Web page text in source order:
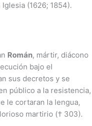
(1626; 1854).
Román, mártir, diácono
bajo el
sus decretos y se
público a la resistencia,
le cortaran la lengua,
martirio († 303).